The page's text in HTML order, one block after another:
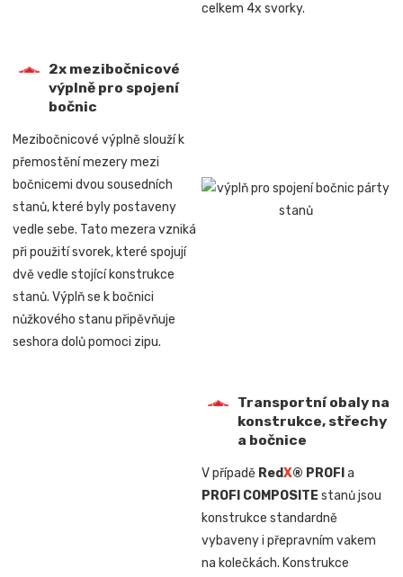
celkem 4x svorky.
2x mezibočnicové
výplně pro spojení
bočnic
Mezibočnicové výplně slouží k
přemostění mezery mezi
bočnicemi dvou sousedních
stanů, které byly postaveny
vedle sebe. Tato mezera vzniká
při použití svorek, které spojují
dvě vedle stojící konstrukce
stanů. Výplň se k bočnici
nůžkového stanu připěvňuje
seshora dolů pomoci zipu.
Transportní obaly na
konstrukce, střechy
a bočnice
V případě RedX® PROFI a
PROFI COMPOSITE stanů jsou
konstrukce standardně
vybaveny i přepravním vakem
na kolečkách. Konstrukce